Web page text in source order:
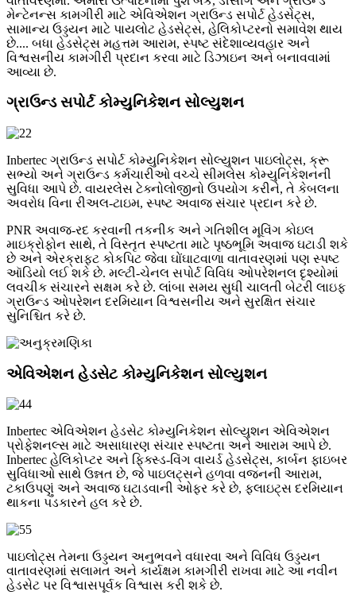
મેન્ટેનન્સ કામગીરી માટે એવિએશન ગ્રાઉન્ડ સપોર્ટ હેડસેટ્સ,
સામાન્ય ઉડ્ડયન માટે પાયલોટ હેડસેટ્સ, હેલિકોપ્ટરનો સમાવેશ થાય
છે.... બધા હેડસેટ્સ મહત્તમ આરામ, સ્પષ્ટ સંદેશાવ્યવહાર અને
વિશ્વસનીય કામગીરી પ્રદાન કરવા માટે ડિઝાઇન અને બનાવવામાં
આવ્યા છે.
ગ્રાઉન્ડ સપોર્ટ કોમ્યુનિકેશન સોલ્યુશન
Inbertec ગ્રાઉન્ડ સપોર્ટ કોમ્યુનિકેશન સોલ્યુશન પાઇલોટ્સ, ક્રૂ
સભ્યો અને ગ્રાઉન્ડ કર્મચારીઓ વચ્ચે સીમલેસ કોમ્યુનિકેશનની
સુવિધા આપે છે. વાયરલેસ ટેક્નોલોજીનો ઉપયોગ કરીને, તે કેબલના
અવરોધ વિના રીઅલ-ટાઇમ, સ્પષ્ટ અવાજ સંચાર પ્રદાન કરે છે.
PNR અવાજ-રદ કરવાની તકનીક અને ગતિશીલ મૂવિંગ કોઇલ
માઇક્રોફોન સાથે, તે વિસ્તૃત સ્પષ્ટતા માટે પૃષ્ઠભૂમિ અવાજ ઘટાડી શકે
છે અને એરક્રાફ્ટ કોકપિટ જેવા ઘોંઘાટવાળા વાતાવરણમાં પણ સ્પષ્ટ
ઑડિયો લઈ શકે છે. મલ્ટી-ચેનલ સપોર્ટ વિવિધ ઓપરેશનલ દૃશ્યોમાં
લવચીક સંચારને સક્ષમ કરે છે. લાંબા સમય સુધી ચાલતી બેટરી લાઇફ
ગ્રાઉન્ડ ઓપરેશન દરમિયાન વિશ્વસનીય અને સુરક્ષિત સંચાર
સુનિશ્ચિત કરે છે.
એવિએશન હેડસેટ કોમ્યુનિકેશન સોલ્યુશન
Inbertec એવિએશન હેડસેટ કોમ્યુનિકેશન સોલ્યુશન એવિએશન
પ્રોફેશનલ્સ માટે અસાધારણ સંચાર સ્પષ્ટતા અને આરામ આપે છે.
Inbertec હેલિકોપ્ટર અને ફિક્સ્ડ-વિંગ વાયર્ડ હેડસેટ્સ, કાર્બન ફાઇબર
સુવિધાઓ સાથે ઉન્નત છે, જે પાઇલટ્સને હળવા વજનની આરામ,
ટકાઉપણું અને અવાજ ઘટાડવાની ઓફર કરે છે, ફ્લાઇટ્સ દરમિયાન
થાકના પડકારને હલ કરે છે.
પાઇલોટ્સ તેમના ઉડ્ડયન અનુભવને વધારવા અને વિવિધ ઉડ્ડયન
વાતાવરણમાં સલામત અને કાર્યક્ષમ કામગીરી રાખવા માટે આ નવીન
હેડસેટ પર વિશ્વાસપૂર્વક વિશ્વાસ કરી શકે છે.